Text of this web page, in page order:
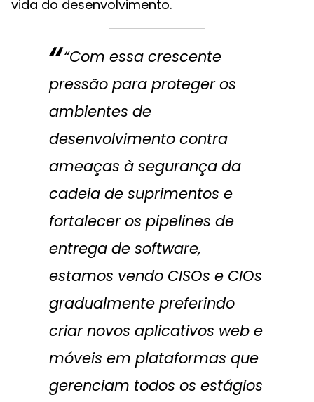
vida do desenvolvimento.
“Com essa crescente
pressão para proteger os
ambientes de
desenvolvimento contra
ameaças à segurança da
cadeia de suprimentos e
fortalecer os pipelines de
entrega de software,
estamos vendo CISOs e CIOs
gradualmente preferindo
criar novos aplicativos web e
móveis em plataformas que
gerenciam todos os estágios